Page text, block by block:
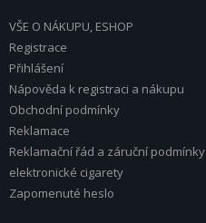
VŠE O NÁKUPU, ESHOP
Registrace
Přihlášení
Nápověda k registraci a nákupu
Obchodní podmínky
Reklamace
Reklamační řád a záruční podmínky
elektronické cigarety
Zapomenuté heslo